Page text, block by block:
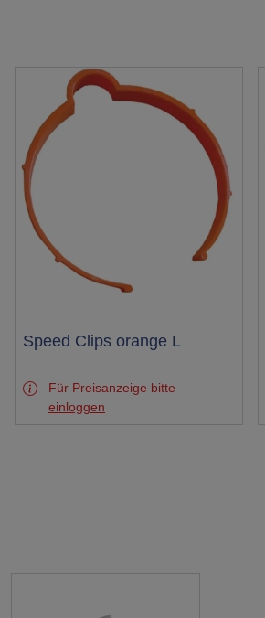
Test
Speed Clips orange L
Für Preisanzeige bitte
einloggen